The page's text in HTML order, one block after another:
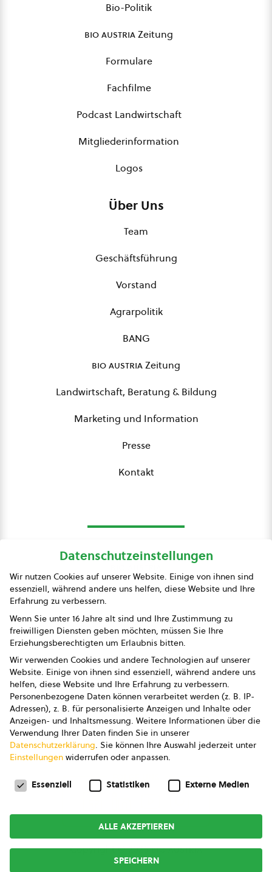
Bio-Politik
bio austriaZeitung
Formulare
Fachfilme
Podcast Landwirtschaft
Mitgliederinformation
Logos
Über Uns
Team
Geschäftsführung
Vorstand
Agrarpolitik
BANG
bio austriaZeitung
Landwirtschaft, Beratung & Bildung
Marketing und Information
Presse
Kontakt
Presse
Impressum
Datenschutz
AGB
AGB Marketing GmbH
AGB Bildung
Newsletter
Copyright © 2026bio austria
Datenschutzeinstellungen
Wir nutzen Cookies auf unserer Website. Einige von ihnen sind
essenziell, während andere uns helfen, diese Website und Ihre
Erfahrung zu verbessern.
Wenn Sie unter 16 Jahre alt sind und Ihre Zustimmung zu
freiwilligen Diensten geben möchten, müssen Sie Ihre
Erziehungsberechtigten um Erlaubnis bitten.
Wir verwenden Cookies und andere Technologien auf unserer
Website. Einige von ihnen sind essenziell, während andere uns
helfen, diese Website und Ihre Erfahrung zu verbessern.
Personenbezogene Daten können verarbeitet werden (z. B. IP-
Adressen), z. B. für personalisierte Anzeigen und Inhalte oder
Anzeigen- und Inhaltsmessung. Weitere Informationen über die
Verwendung Ihrer Daten finden Sie in unserer
Datenschutzerklärung. Sie können Ihre Auswahl jederzeit unter
Einstellungen widerrufen oder anpassen.
Datenschutzeinstellungen
Essenziell Statistiken Externe Medien
ALLE AKZEPTIEREN
SPEICHERN